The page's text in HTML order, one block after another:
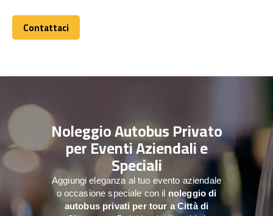
Contattaci
Contattaci
Noleggio Autobus Privato
per Eventi Aziendali e
Speciali
Aggiungi eleganza al tuo evento aziendale
o occasione speciale con il noleggio di
autobus privati per tour a Città di